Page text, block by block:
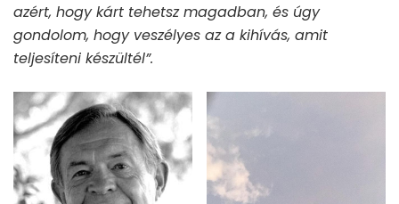
azért, hogy kárt tehetsz magadban, és úgy
gondolom, hogy veszélyes az a kihívás, amit
teljesíteni készültél”.